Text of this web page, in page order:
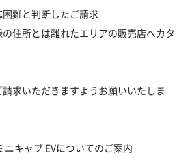
難と判断したご請求
の住所とは離れたエリアの販売店へカタ
請求いただきますようお願いいたしま
ニキャブ EVについてのご案内